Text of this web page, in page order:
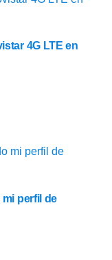
4G LTE en
perfil de